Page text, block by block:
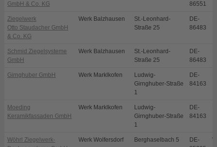
GmbH & Co. KG
86551
Ziegelwerk
Otto Staudacher GmbH
& Co. KG
Werk Balzhausen
St.-Leonhard-
Straße 25
DE-
86483
Schmid Ziegelsysteme
GmbH
Werk Balzhausen
St.-Leonhard-
Straße 25
DE-
86483
Girnghuber GmbH Werk Marklkofen
Ludwig-
Girnghuber-Straße
1
DE-
84163
Moeding
Keramikfassaden GmbH
Werk Marklkofen
Ludwig-
Girnghuber-Straße
1
DE-
84163
Wöhrl Ziegelwerk-
Werk Wolfersdorf Berghaselbach 5
DE-